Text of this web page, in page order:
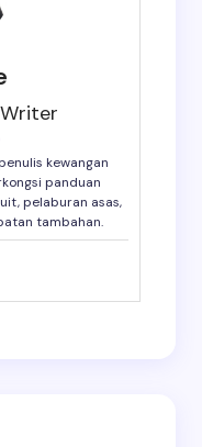
kewangan
panduan
pelaburan asas,
tambahan.